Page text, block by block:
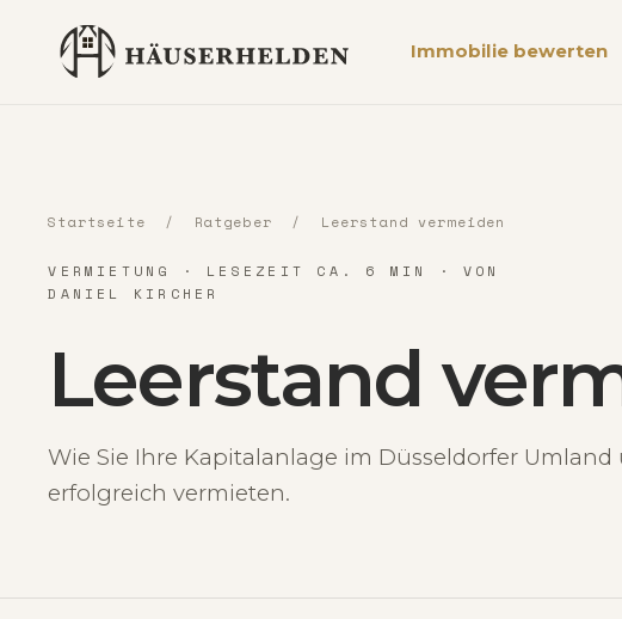
Immobilie bewerten
Startseite / Ratgeber / Leerstand vermeiden
VERMIETUNG · LESEZEIT CA. 6 MIN · VON
DANIEL KIRCHER
Leerstand
Wie Sie Ihre Kapitalanlage im Düsseldorfer
erfolgreich vermieten.